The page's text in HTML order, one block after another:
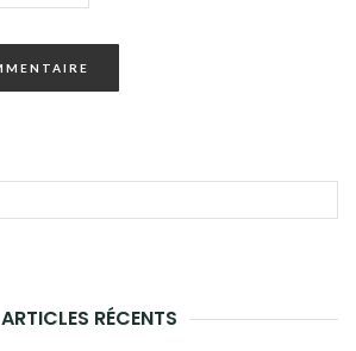
ARTICLES RÉCENTS